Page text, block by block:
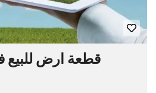
قطعة ارض